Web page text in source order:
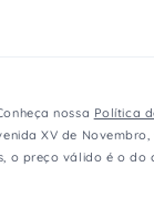
nossa Política
XV de
o preço válido é o do